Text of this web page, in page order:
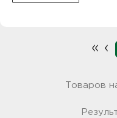
« ‹
Товаров